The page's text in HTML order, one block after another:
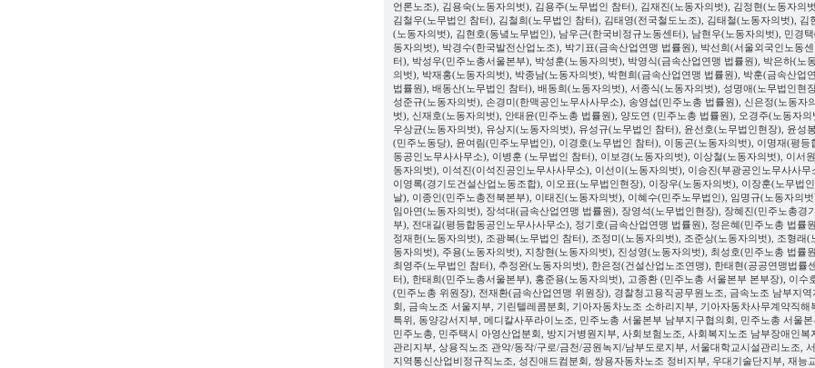
언론노조), 김용숙(노동자의벗), 김용주(노무법인 참터), 김재진(노동자의벗), 김정현(노동자의
김철우(노무법인 참터), 김철희(노무법인 참터), 김태영(전국철도노조), 김태철(노동자의벗), 김
(노동자의벗), 김현호(동녘노무법인), 남우근(한국비정규노동센터), 남현우(노동자의벗), 민경택
동자의벗), 박경수(한국발전산업노조), 박기표(금속산업연맹 법률원), 박선희(서울외국인노동센
터), 박성우(민주노총서울본부), 박성훈(노동자의벗), 박영식(금속산업연맹 법률원), 박은하(노
의벗), 박재홍(노동자의벗), 박종남(노동자의벗), 박현희(금속산업연맹 법률원), 박훈(금속산업
법률원), 배동산(노무법인 참터), 배동희(노동자의벗), 서종식(노동자의벗), 성명애(노무법인현
성준규(노동자의벗), 손경미(한맥공인노무사사무소), 송영섭(민주노총 법률원), 신은정(노동자의
벗), 신재호(노동자의벗), 안태윤(민주노총 법률원), 양도연 (민주노총 법률원), 오경주(노동자의
우상균(노동자의벗), 유상지(노동자의벗), 유성규(노무법인 참터), 윤선호(노무법인현장), 윤성봉
(민주노동당), 윤여림(민주노무법인), 이경호(노무법인 참터), 이동곤(노동자의벗), 이명재(평등
동공인노무사사무소), 이병훈 (노무법인 참터), 이보경(노동자의벗), 이상철(노동자의벗), 이서
동자의벗), 이석진(이석진공인노무사사무소), 이선이(노동자의벗), 이승진(부광공인노무사사무
이영록(경기도건설산업노동조합), 이오표(노무법인현장), 이장우(노동자의벗), 이장훈(노무법인
날), 이종인(민주노총전북본부), 이태진(노동자의벗), 이혜수(민주노무법인), 임명규(노동자의벗
임아연(노동자의벗), 장석대(금속산업연맹 법률원), 장영석(노무법인현장), 장혜진(민주노총경
부), 전대길(평등합동공인노무사사무소), 정기호(금속산업연맹 법률원), 정은혜(민주노총 법률
정재헌(노동자의벗), 조광복(노무법인 참터), 조정미(노동자의벗), 조준상(노동자의벗), 조형래(
동자의벗), 주용(노동자의벗), 지창현(노동자의벗), 진성영(노동자의벗), 최성호(민주노총 법률
최영주(노무법인 참터), 추정완(노동자의벗), 한은정(건설산업노조연맹), 한태현(공공연맹법률센
터), 한태희(민주노총서울본부), 홍준용(노동자의벗), 고종환 (민주노총 서울본부 본부장), 이수
(민주노총 위원장), 전재환(금속산업연맹 위원장), 경찰청고용직공무원노조, 금속노조 남부지역
회, 금속노조 서울지부, 기린텔레콤분회, 기아자동차노조 소하리지부, 기아자동차사무계약직해
특위, 동양강서지부, 메디칼사푸라이노조, 민주노총 서울본부 남부지구협의회, 민주노총 서울본
민주노총, 민주택시 아영산업분회, 방지거병원지부, 사회보험노조, 사회복지노조 남부장애인복
관리지부, 상용직노조 관악/동작/구로/금천/공원녹지/남부도로지부, 서울대학교시설관리노조,
지역통신산업비정규직노조, 성진애드컴분회, 쌍용자동차노조 정비지부, 우대기술단지부, 재능